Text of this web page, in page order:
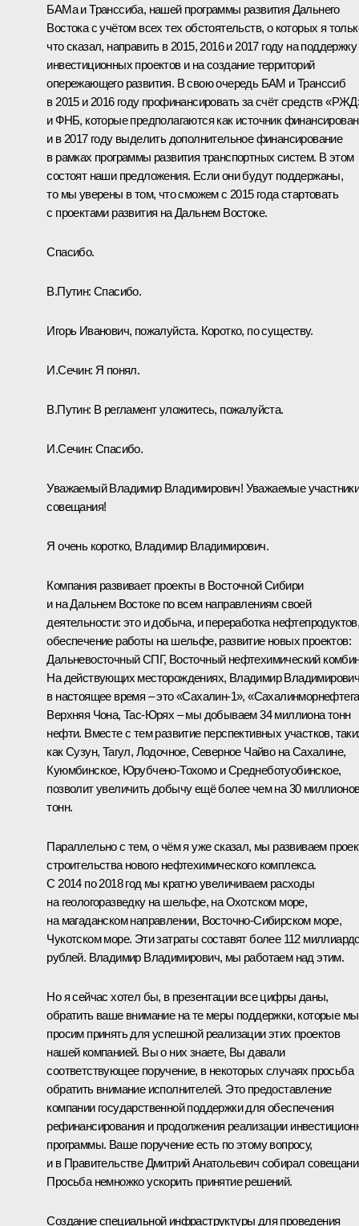
БАМа и Транссиба, нашей программы развития Дальнего
Востока с учётом всех тех обстоятельств, о которых я
что сказал, направить в 2015, 2016 и 2017 году на поддержку
инвестиционных проектов и на создание территорий
опережающего развития. В свою очередь БАМ и Транссиб
в 2015 и 2016 году профинансировать за счёт средств
и ФНБ, которые предполагаются как источник
и в 2017 году выделить дополнительное финансирование
в рамках программы развития транспортных систем. В этом
состоят наши предложения. Если они будут поддержаны,
то мы уверены в том, что сможем с 2015 года стартовать
с проектами развития на Дальнем Востоке.
Спасибо.
В.Путин: Спасибо.
Игорь Иванович, пожалуйста. Коротко, по существу.
И.Сечин: Я понял.
В.Путин: В регламент уложитесь, пожалуйста.
И.Сечин:Спасибо.
Уважаемый Владимир Владимирович! Уважаемые
совещания!
Я очень коротко, Владимир Владимирович.
Компания развивает проекты в Восточной Сибири
и на Дальнем Востоке по всем направлениям своей
деятельности: это и добыча, и переработка
обеспечение работы на шельфе, развитие новых проектов:
Дальневосточный СПГ, Восточный нефтехимический
На действующих месторождениях, Владимир
в настоящее время – это «Сахалин-1»,
Верхняя Чона, Тас-Юрях – мы добываем 34 миллиона тонн
нефти. Вместе с тем развитие перспективных участков,
как Сузун, Тагул, Лодочное, Северное Чайво на Сахалине,
Куюмбинское, Юрубчено-Тохомо и Среднеботуобинское,
позволит увеличить добычу ещё более чем на 30
тонн.
Параллельно с тем, о чём я уже сказал, мы развиваем
строительства нового нефтехимического комплекса.
С 2014 по 2018 год мы кратно увеличиваем расходы
на геологоразведку на шельфе, на Охотском море,
на магаданском направлении, Восточно-Сибирском море,
Чукотском море. Эти затраты составят более 112
рублей. Владимир Владимирович, мы работаем над этим.
Но я сейчас хотел бы, в презентации все цифры даны,
обратить ваше внимание на те меры поддержки, которые мы
просим принять для успешной реализации этих проектов
нашей компанией. Вы о них знаете, Вы давали
соответствующее поручение, в некоторых случаях просьба
обратить внимание исполнителей. Это предоставление
компании государственной поддержки для обеспечения
рефинансирования и продолжения реализации
программы. Ваше поручение есть по этому вопросу,
и в Правительстве Дмитрий Анатольевич собирал
Просьба немножко ускорить принятие решений.
Создание специальной инфраструктуры для проведения